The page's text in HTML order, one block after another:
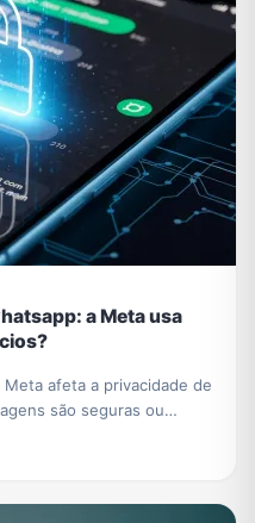
a Meta usa
afeta a privacidade de
são seguras ou